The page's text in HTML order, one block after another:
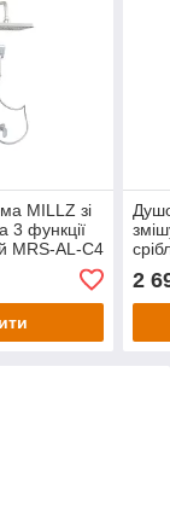
MILLZ зі
3 функції
MRS-AL-C4
2